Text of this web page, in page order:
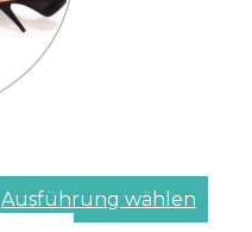
Ausführung wählen